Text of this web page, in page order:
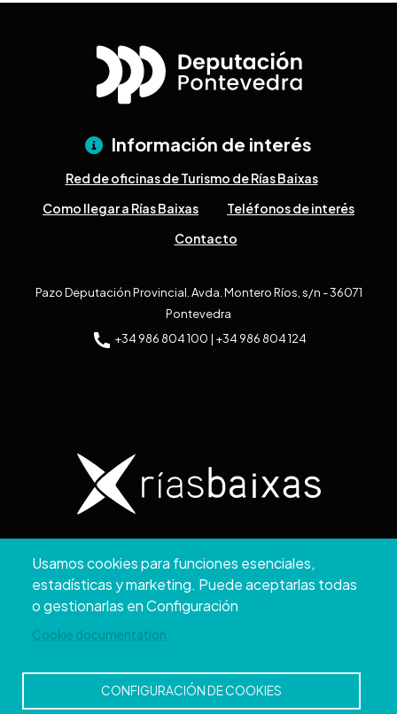
Usamos cookies para funciones esenciales,
estadísticas y marketing. Puede aceptarlas todas
o gestionarlas en Configuración
Cookie documentation
CONFIGURACIÓN DE COOKIES
Información de interés
Red de oficinas de Turismo de Rías Baixas
Como llegar a Rías Baixas
Teléfonos de interés
Contacto
Pazo Deputación Provincial. Avda. Montero Ríos, s/n - 36071
Pontevedra
+34 986 804 100 | +34 986 804 124
Reservados todos los derechos
Aviso
Accesibilidad Protección de